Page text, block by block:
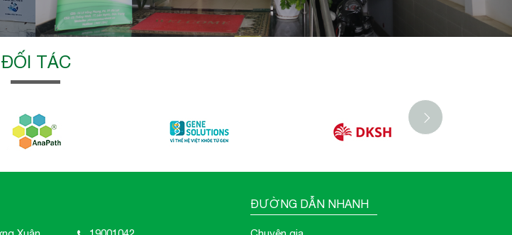
ĐỐI TÁC
ĐƯỜNG DẪN NHANH